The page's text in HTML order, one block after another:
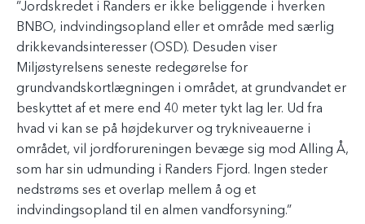
”Jordskredet i Randers er ikke beliggende i hverken
BNBO, indvindingsopland eller et område med særlig
drikkevandsinteresser (OSD). Desuden viser
Miljøstyrelsens seneste redegørelse for
grundvandskortlægningen i området, at grundvandet er
beskyttet af et mere end 40 meter tykt lag ler. Ud fra
hvad vi kan se på højdekurver og trykniveauerne i
området, vil jordforureningen bevæge sig mod Alling Å,
som har sin udmunding i Randers Fjord. Ingen steder
nedstrøms ses et overlap mellem å og et
indvindingsopland til en almen vandforsyning.”